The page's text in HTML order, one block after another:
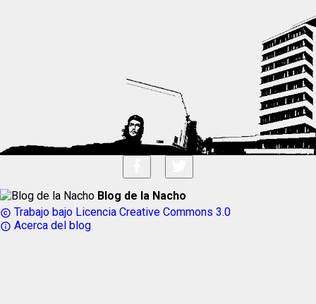
Blog de la Nacho
copyright Trabajo bajo Licencia Creative Commons 3.0
info_outline Acerca del blog